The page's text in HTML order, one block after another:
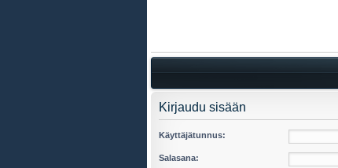
Kirjaudu sisään
Käyttäjätunnus:
Salasana: